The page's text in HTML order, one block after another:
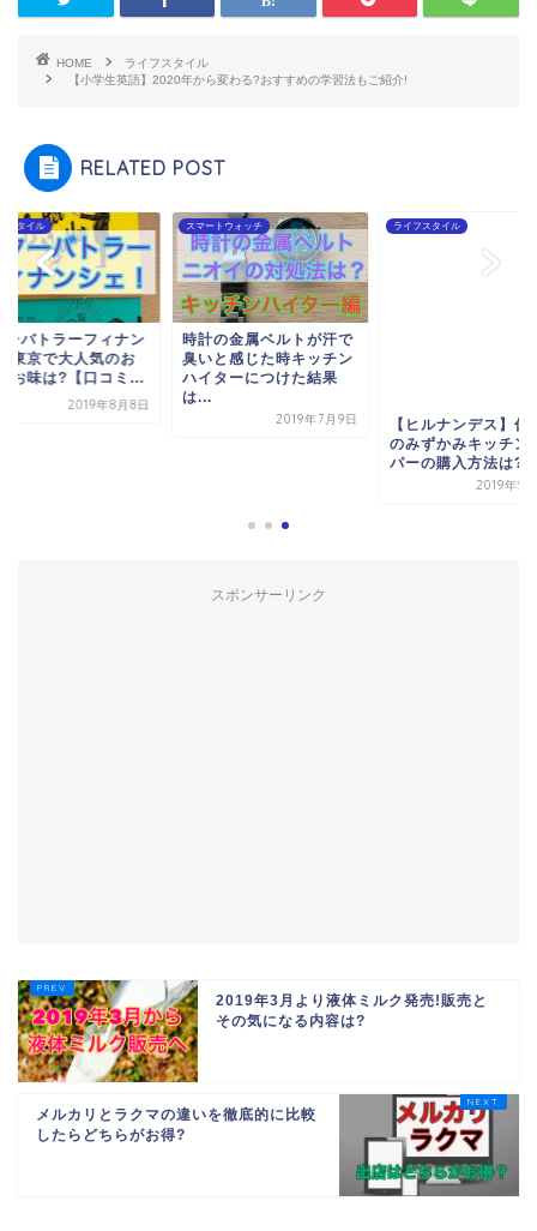
HOME
ライフスタイル
【小学生英語】2020年から変わる?おすすめの学習法もご紹介!
RELATED POST
スタイル
ーバトラーフィナン
!東京で大人気のお
!お味は?【口コミ...
2019年8月8日
スマートウォッチ
時計の金属ベルトが汗で
臭いと感じた時キッチン
ハイターにつけた結果
は...
2019年7月9日
ライフスタイル
【ヒルナンデス】仁
のみずかみキッチン
パーの購入方法は?
2019年5
スポンサーリンク
2019年3月より液体ミルク発売!販売と
その気になる内容は?
メルカリとラクマの違いを徹底的に比較
したらどちらがお得?